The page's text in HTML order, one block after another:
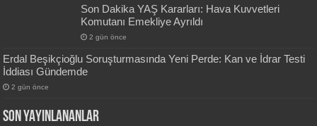
Son Dakika YAŞ Kararları: Hava Kuvvetleri
Komutanı Emekliye Ayrıldı
2 gün önce
Erdal Beşikçioğlu Soruşturmasında Yeni Perde: Kan ve İdrar Testi
İddiası Gündemde
2 gün önce
SON YAYINLANANLAR